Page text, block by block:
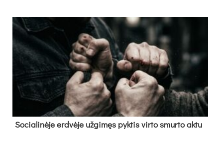
So­cia­li­nė­je erd­vė­je už­gi­męs pyk­tis vir­to smur­to ak­tu